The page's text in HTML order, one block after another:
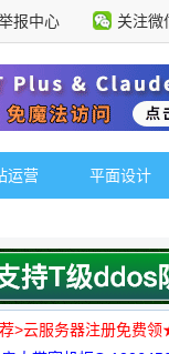
报中心 关注微
运营 平面设计
>云服务器注册免费